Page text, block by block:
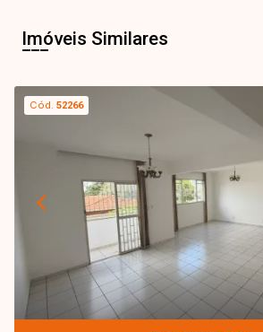
Imóveis Similares
Cód.52266